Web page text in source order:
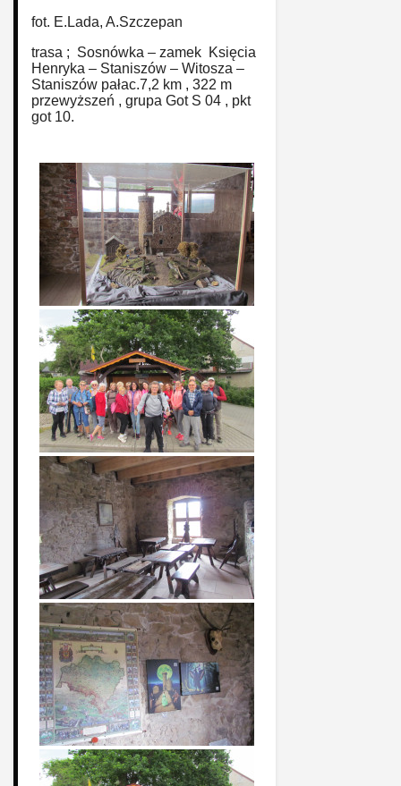
fot. E.Lada, A.Szczepan
trasa ; Sosnówka – zamek Księcia
Henryka – Staniszów – Witosza –
Staniszów pałac.7,2 km , 322 m
przewyższeń , grupa Got S 04 , pkt
got 10.